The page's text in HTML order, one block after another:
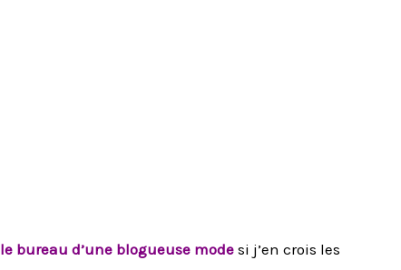
le bureau d’une blogueuse mode si j’en crois les